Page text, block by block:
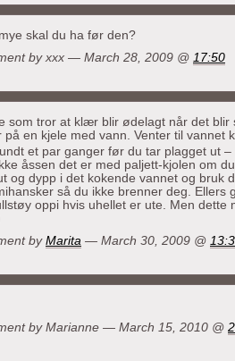
skal du ha før den?
by xxx — March 28, 2009 @ 17:50
som tror at klær blir ødelagt når det blir
på en kjele med vann. Venter til vannet
et par ganger før du tar plagget ut
åssen det er med paljett-kjolen om
og dypp i det kokende vannet og bruk
så du ikke brenner deg. Ellers
oppi hvis uhellet er ute. Men dette
by Marita — March 30, 2009 @
by Marianne — March 15, 2010 @